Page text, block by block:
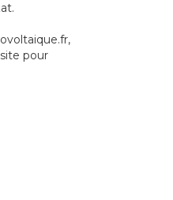
pour